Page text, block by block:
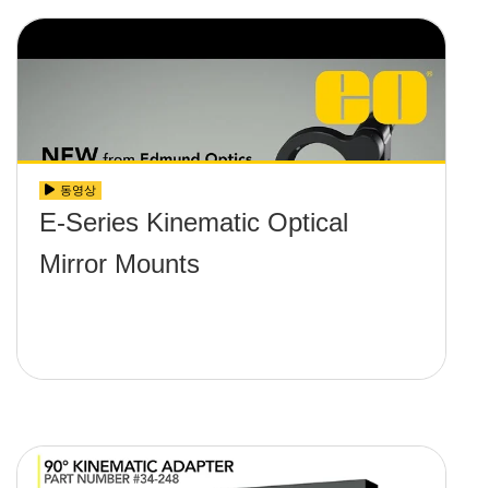
동영상
E-Series Kinematic Optical
Mirror Mounts